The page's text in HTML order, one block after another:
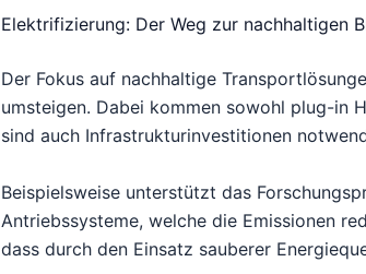
Elektrifizierung: Der Weg zur nachhaltigen
Der Fokus auf nachhaltige
umsteigen. Dabei kommen sowohl plug-in
sind auch Infrastrukturinvestitionen
Beispielsweise unterstützt das
Antriebssysteme, welche die Emissionen
dass durch den Einsatz sauberer